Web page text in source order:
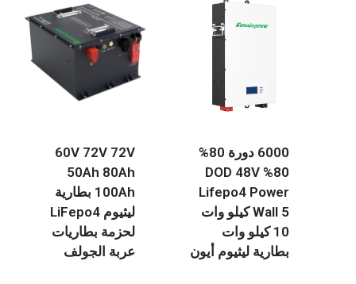
6000 دورة 80%
80% DOD 48V
Lifepo4 Power
Wall 5 كيلو وات
10 كيلو وات
بطارية ليثيوم أيون
60V 72V 72V
50Ah 80Ah
100Ah بطارية
ليثيوم LiFepo4
لحزمة بطاريات
عربة الجولف